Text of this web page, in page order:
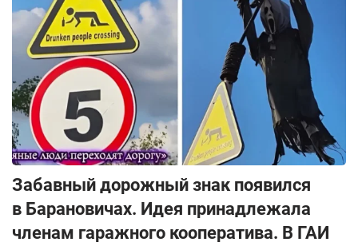
Забавный дорожный знак появился
в Барановичах. Идея принадлежала
членам гаражного кооператива. В ГАИ